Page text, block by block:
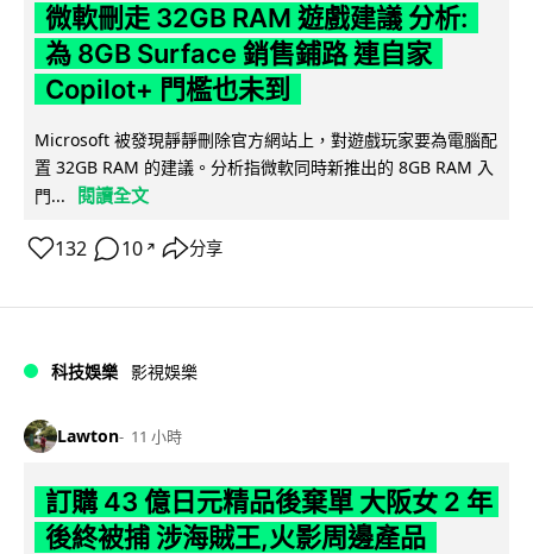
微軟刪走 32GB RAM 遊戲建議 分析:
為 8GB Surface 銷售鋪路 連自家
Copilot+ 門檻也未到
Microsoft 被發現靜靜刪除官方網站上，對遊戲玩家要為電腦配
置 32GB RAM 的建議。分析指微軟同時新推出的 8GB RAM 入
門...
閱讀全文
132 10 ↗ 分享
科技娛樂 影視娛樂
Lawton 11 小時
訂購 43 億日元精品後棄單 大阪女 2 年
後終被捕 涉海賊王,火影周邊產品